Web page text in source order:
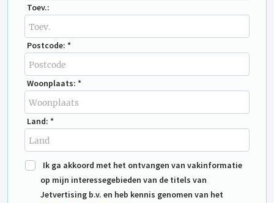
Toev.:
Postcode: *
Woonplaats: *
Land: *
Ik ga akkoord met het ontvangen van vakinformatie
op mijn interessegebieden van de titels van
Jetvertising b.v. en heb kennis genomen van het